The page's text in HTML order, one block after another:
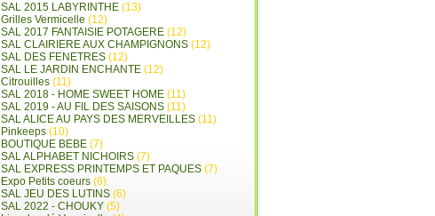
SAL 2015 LABYRINTHE (13)
Grilles Vermicelle (12)
SAL 2017 FANTAISIE POTAGERE (12)
SAL CLAIRIERE AUX CHAMPIGNONS (12)
SAL DES FENETRES (12)
SAL LE JARDIN ENCHANTE (12)
Citrouilles (11)
SAL 2018 - HOME SWEET HOME (11)
SAL 2019 - AU FIL DES SAISONS (11)
SAL ALICE AU PAYS DES MERVEILLES (11)
Pinkeeps (10)
BOUTIQUE BEBE (7)
SAL ALPHABET NICHOIRS (7)
SAL EXPRESS PRINTEMPS ET PAQUES (7)
Expo Petits coeurs (6)
SAL JEU DES LUTINS (6)
SAL 2022 - CHOUKY (5)